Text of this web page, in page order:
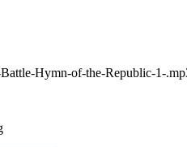
Hymn-of-the-Republic-1-